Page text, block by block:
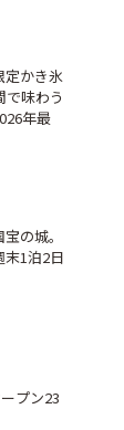
かき氷
味わう
年最
の城。
1泊2日
プン23